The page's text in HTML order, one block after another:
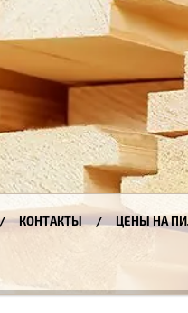
КОНТАКТЫ ЦЕНЫ НА